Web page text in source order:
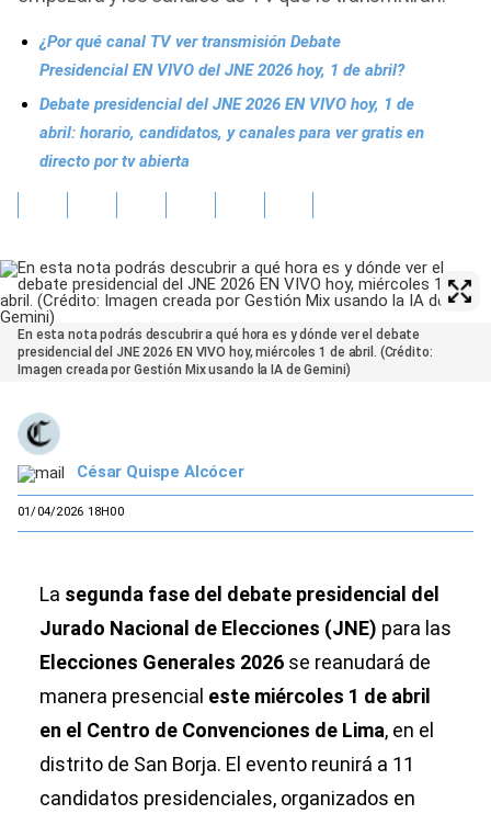
¿Por qué canal TV ver transmisión Debate
Presidencial EN VIVO del JNE 2026 hoy, 1 de abril?
Debate presidencial del JNE 2026 EN VIVO hoy, 1 de
abril: horario, candidatos, y canales para ver gratis en
directo por tv abierta
En esta nota podrás descubrir a qué hora es y dónde ver el debate
presidencial del JNE 2026 EN VIVO hoy, miércoles 1 de abril. (Crédito:
Imagen creada por Gestión Mix usando la IA de Gemini)
César Quispe Alcócer
01/04/2026 18H00
La segunda fase del debate presidencial del
Jurado Nacional de Elecciones (JNE) para las
Elecciones Generales 2026 se reanudará de
manera presencial este miércoles 1 de abril
en el Centro de Convenciones de Lima, en el
distrito de San Borja. El evento reunirá a 11
candidatos presidenciales, organizados en